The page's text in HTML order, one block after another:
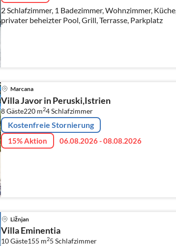
2 Schlafzimmer, 1 Badezimmer, Wohnzimmer, Küche,
privater beheizter Pool, Grill, Terrasse, Parkplatz
Marcana
Villa Javor in Peruski,Istrien
8 Gäste220 m24Schlafzimmer
Kostenfreie Stornierung
15% Aktion 06.08.2026 - 08.08.2026
Ližnjan
Villa Eminentia
10 Gäste155 m25 Schlafzimmer